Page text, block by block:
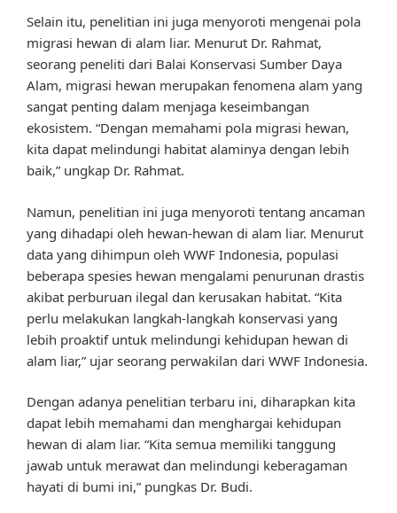
Selain itu, penelitian ini juga menyoroti mengenai pola
migrasi hewan di alam liar. Menurut Dr. Rahmat,
seorang peneliti dari Balai Konservasi Sumber Daya
Alam, migrasi hewan merupakan fenomena alam yang
sangat penting dalam menjaga keseimbangan
ekosistem. “Dengan memahami pola migrasi hewan,
kita dapat melindungi habitat alaminya dengan lebih
baik,” ungkap Dr. Rahmat.
Namun, penelitian ini juga menyoroti tentang ancaman
yang dihadapi oleh hewan-hewan di alam liar. Menurut
data yang dihimpun oleh WWF Indonesia, populasi
beberapa spesies hewan mengalami penurunan drastis
akibat perburuan ilegal dan kerusakan habitat. “Kita
perlu melakukan langkah-langkah konservasi yang
lebih proaktif untuk melindungi kehidupan hewan di
alam liar,” ujar seorang perwakilan dari WWF Indonesia.
Dengan adanya penelitian terbaru ini, diharapkan kita
dapat lebih memahami dan menghargai kehidupan
hewan di alam liar. “Kita semua memiliki tanggung
jawab untuk merawat dan melindungi keberagaman
hayati di bumi ini,” pungkas Dr. Budi.